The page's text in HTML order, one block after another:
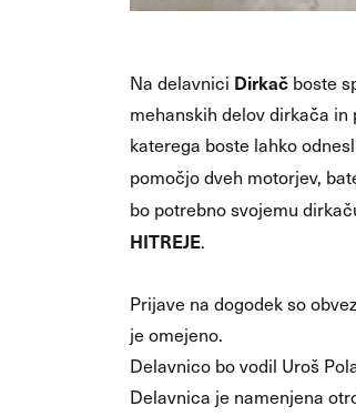
Na delavnici Dirkač boste
mehanskih delov dirkača
katerega boste lahko
pomočjo dveh motorjev,
bo potrebno svojemu
HITREJE.
Prijave na dogodek so
je omejeno.
Delavnico bo vodil Uroš
Delavnica je namenjena